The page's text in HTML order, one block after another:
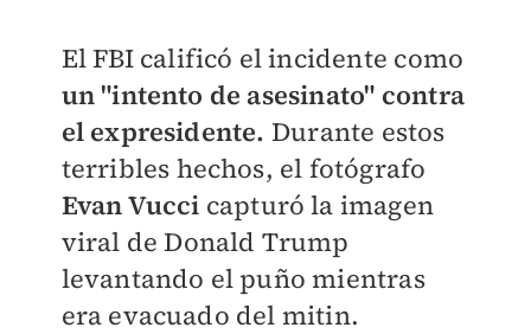
El FBI calificó el incidente como
un "intento de asesinato" contra
el expresidente. Durante estos
terribles hechos, el fotógrafo
Evan Vucci capturó la imagen
viral de Donald Trump
levantando el puño mientras
era evacuado del mitin.